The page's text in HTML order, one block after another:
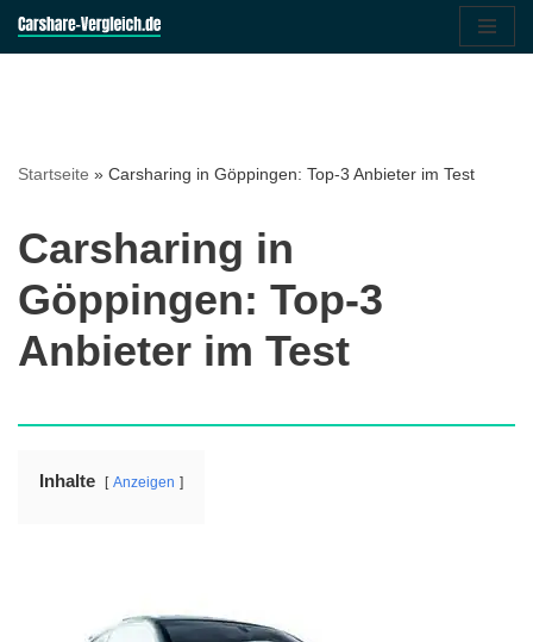
Startseite » Carsharing in Göppingen: Top-3 Anbieter im Test
Carsharing in
Göppingen: Top-3
Anbieter im Test
Inhalte Anzeigen